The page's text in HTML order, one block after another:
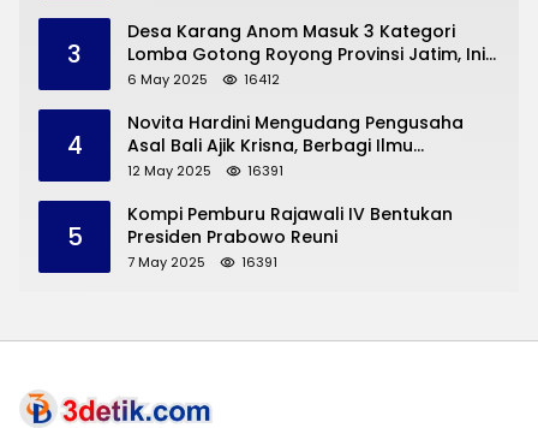
3
Desa Karang Anom Masuk 3 Kategori
Lomba Gotong Royong Provinsi Jatim, Ini
yang Disampaikan Sekda Trenggalek
6 May 2025 16412
4
Novita Hardini Mengudang Pengusaha
Asal Bali Ajik Krisna, Berbagi Ilmu
Pengembangan Pariwisata dan UMKM
12 May 2025 16391
5
Kompi Pemburu Rajawali IV Bentukan
Presiden Prabowo Reuni
7 May 2025 16391